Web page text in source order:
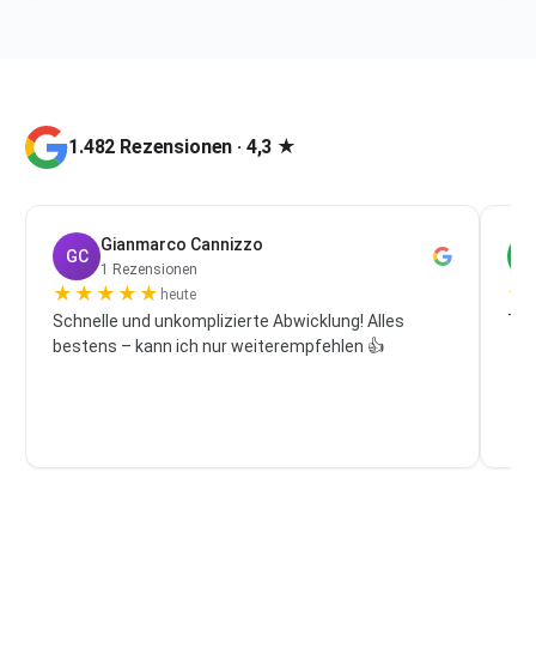
1.482 Rezensionen · 4,3 ★
GC
Gianmarco Cannizzo
1 Rezensionen
★ ★ ★ ★ ★ heute
Schnelle und unkomplizierte Abwicklung! Alles
bestens – kann ich nur weiterempfehlen 👍
★